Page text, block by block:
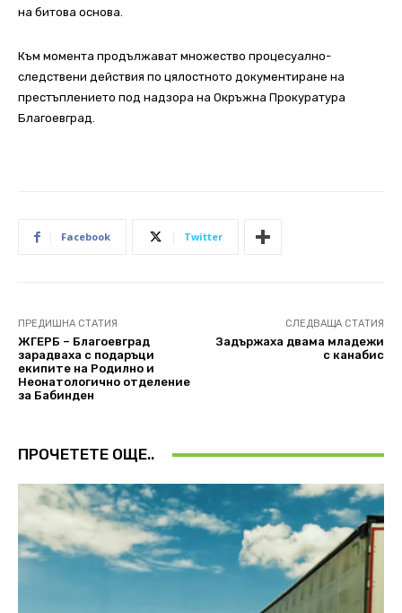
на битова основа.
Към момента продължават множество процесуално-
следствени действия по цялостното документиране на
престъплението под надзора на Окръжна Прокуратура
Благоевград.
Facebook Twitter
ПРЕДИШНА СТАТИЯ
ЖГЕРБ – Благоевград
зарадваха с подаръци
екипите на Родилно и
Неонатологично отделение
за Бабинден
СЛЕДВАЩА СТАТИЯ
Задържаха двама младежи
с канабис
ПРОЧЕТЕТЕ ОЩЕ..